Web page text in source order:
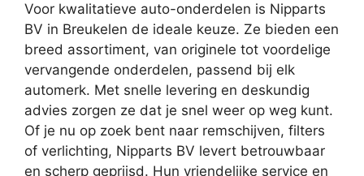
Voor kwalitatieve auto-onderdelen is Nipparts
BV in Breukelen de ideale keuze. Ze bieden een
breed assortiment, van originele tot voordelige
vervangende onderdelen, passend bij elk
automerk. Met snelle levering en deskundig
advies zorgen ze dat je snel weer op weg kunt.
Of je nu op zoek bent naar remschijven, filters
of verlichting, Nipparts BV levert betrouwbaar
en scherp geprijsd. Hun vriendelijke service en